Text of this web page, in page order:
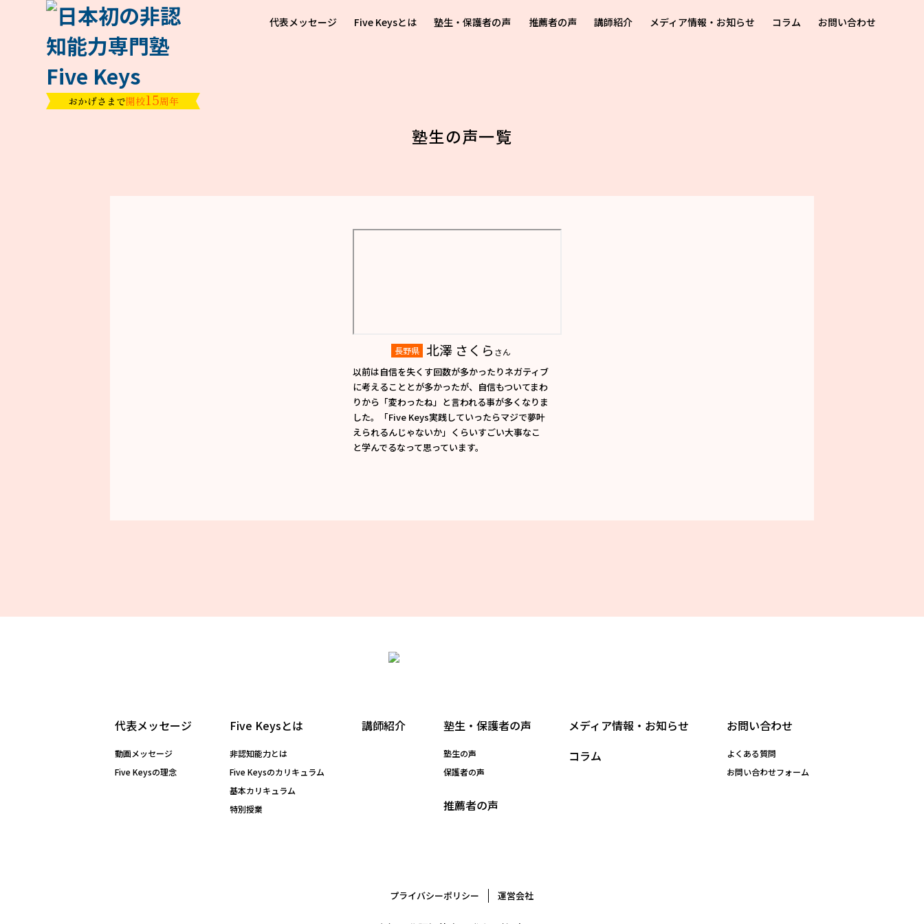
おかげさまで開校15周年
代表メッセージ Five Keysとは 塾生・保護者の声 推薦者の声 講師紹介 メディア情報・お知らせ コラム お問い合わせ
塾生の声一覧
長野県 北澤 さくら さん
以前は自信を失くす回数が多かったりネガティブ
に考えることとが多かったが、自信もついてまわ
りから「変わったね」と言われる事が多くなりま
した。「Five Keys実践していったらマジで夢叶
えられるんじゃないか」くらいすごい大事なこ
と学んでるなって思っています。
代表メッセージ
動画メッセージ
Five Keysの理念
Five Keysとは
非認知能力とは
Five Keysのカリキュラム
基本カリキュラム
特別授業
講師紹介 塾生・保護者の声
塾生の声
保護者の声
推薦者の声
メディア情報・お知らせ
コラム
お問い合わせ
よくある質問
お問い合わせフォーム
プライバシーポリシー 運営会社